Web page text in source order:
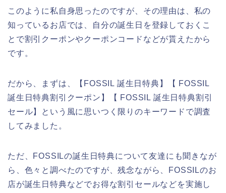
このように私自身思ったのですが、その理由は、私の
知っているお店では、自分の誕生日を登録しておくこ
とで割引クーポンやクーポンコードなどが貰えたから
です。
だから、まずは、【FOSSIL 誕生日特典】【 FOSSIL
誕生日特典割引クーポン】【 FOSSIL 誕生日特典割引
セール】という風に思いつく限りのキーワードで調査
してみました。
ただ、FOSSILの誕生日特典について友達にも聞きなが
ら、色々と調べたのですが、残念ながら、FOSSILのお
店が誕生日特典などでお得な割引セールなどを実施し